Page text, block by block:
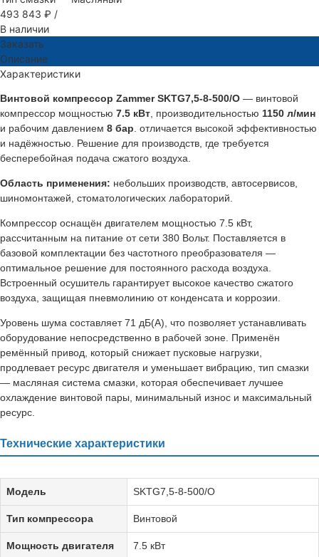
493 843 ₽ /
В наличии
Заказать
Описание
Характеристики
Винтовой компрессор Zammer SKTG7,5-8-500/O — винтовой
компрессор мощностью 7.5 кВт , производительностью 1150 л/мин
и рабочим давлением 8 бар . отличается высокой эффективностью
и надёжностью. Решение для производств, где требуется
бесперебойная подача сжатого воздуха.
Область применения: небольших производств, автосервисов,
шиномонтажей, стоматологических лабораторий.
Компрессор оснащён двигателем мощностью 7.5 кВт,
рассчитанным на питание от сети 380 Вольт. Поставляется в
базовой комплектации без частотного преобразователя —
оптимальное решение для постоянного расхода воздуха.
Встроенный осушитель гарантирует высокое качество сжатого
воздуха, защищая пневмолинию от конденсата и коррозии.
Уровень шума составляет 71 дБ(А), что позволяет устанавливать
оборудование непосредственно в рабочей зоне. Применён
ремённый привод, который снижает пусковые нагрузки,
продлевает ресурс двигателя и уменьшает вибрацию, тип смазки
— масляная система смазки, которая обеспечивает лучшее
охлаждение винтовой пары, минимальный износ и максимальный
ресурс.
Технические характеристики
Модель SKTG7,5-8-500/O
Тип компрессора Винтовой
Мощность двигателя 7.5 кВт